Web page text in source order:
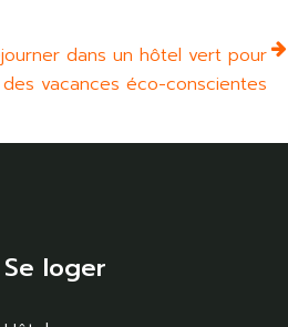
dans un hôtel vert pour
des vacances éco-conscientes
Se loger